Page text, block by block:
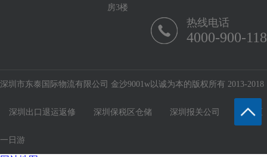
房3楼
热线电话
4000-900-118
深圳市东泰国际物流有限公司 金沙9001w以诚为本的版权所有 2013-2018
深圳出口退运返修 深圳保税区仓储 深圳报关公司 保税区
一日游